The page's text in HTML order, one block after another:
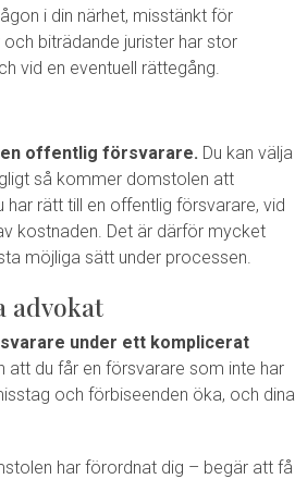
i din närhet, misstänkt för
biträdande jurister har stor
vid en eventuell rättegång.
offentlig försvarare. Du kan välja
så kommer domstolen att
rätt till en offentlig försvarare, vid
kostnaden. Det är därför mycket
möjliga sätt under processen.
advokat
under ett komplicerat
att du får en försvarare som inte har
och förbiseenden öka, och dina
har förordnat dig – begär att få